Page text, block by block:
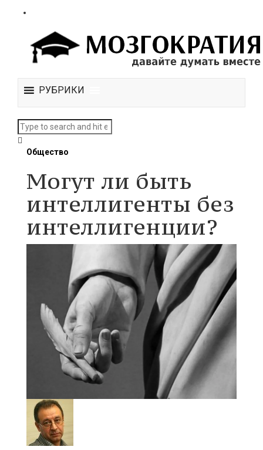
РУБРИКИ
Общество
Могут ли быть
интеллигенты без
интеллигенции?